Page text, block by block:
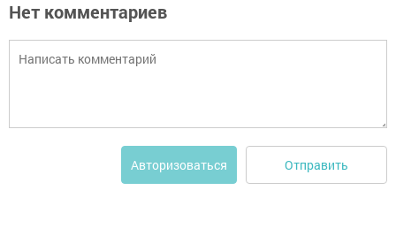
Нет комментариев
Авторизоваться Отправить